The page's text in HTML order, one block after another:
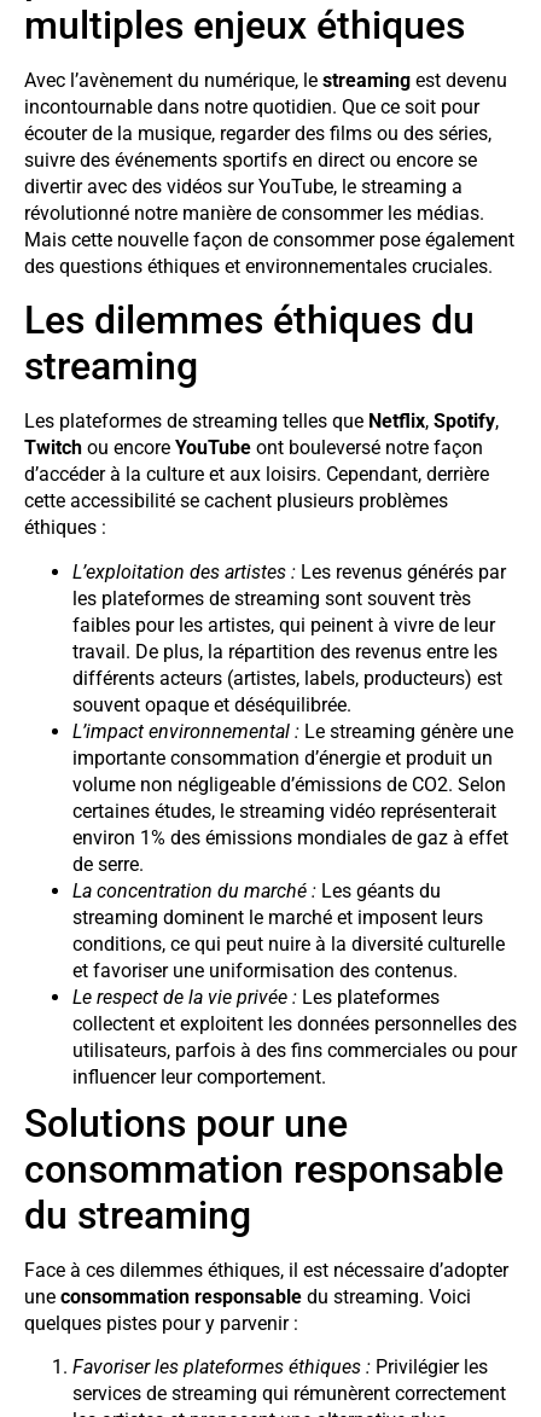
multiples enjeux éthiques
Avec l’avènement du numérique, le streaming est devenu
incontournable dans notre quotidien. Que ce soit pour
écouter de la musique, regarder des films ou des séries,
suivre des événements sportifs en direct ou encore se
divertir avec des vidéos sur YouTube, le streaming a
révolutionné notre manière de consommer les médias.
Mais cette nouvelle façon de consommer pose également
des questions éthiques et environnementales cruciales.
Les dilemmes éthiques du
streaming
Les plateformes de streaming telles que Netflix, Spotify,
Twitch ou encore YouTube ont bouleversé notre façon
d’accéder à la culture et aux loisirs. Cependant, derrière
cette accessibilité se cachent plusieurs problèmes
éthiques :
L’exploitation des artistes : Les revenus générés par
les plateformes de streaming sont souvent très
faibles pour les artistes, qui peinent à vivre de leur
travail. De plus, la répartition des revenus entre les
différents acteurs (artistes, labels, producteurs) est
souvent opaque et déséquilibrée.
L’impact environnemental : Le streaming génère une
importante consommation d’énergie et produit un
volume non négligeable d’émissions de CO2. Selon
certaines études, le streaming vidéo représenterait
environ 1% des émissions mondiales de gaz à effet
de serre.
La concentration du marché : Les géants du
streaming dominent le marché et imposent leurs
conditions, ce qui peut nuire à la diversité culturelle
et favoriser une uniformisation des contenus.
Le respect de la vie privée : Les plateformes
collectent et exploitent les données personnelles des
utilisateurs, parfois à des fins commerciales ou pour
influencer leur comportement.
Solutions pour une
consommation responsable
du streaming
Face à ces dilemmes éthiques, il est nécessaire d’adopter
une consommation responsable du streaming. Voici
quelques pistes pour y parvenir :
Favoriser les plateformes éthiques : Privilégier les
services de streaming qui rémunèrent correctement